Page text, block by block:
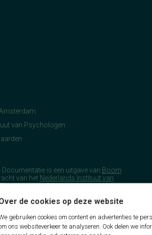
de cookies op deze website
gebruiken cookies om content en advertenties te
ons websiteverkeer te analyseren. Ook delen we
van Psychologen
Documentatie is een uitgave van Boom
van het Nederlands Instituut van
namens de Commissie
Nederland (COTAN).
Documentatie